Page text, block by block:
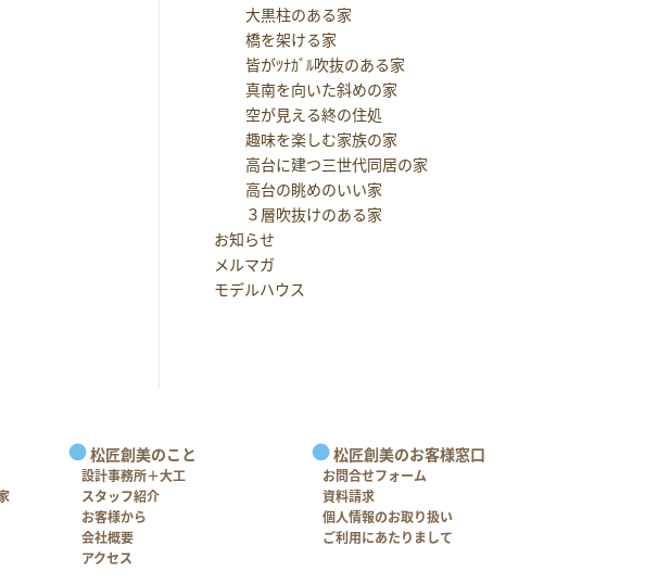
大黒柱のある家
橋を架ける家
皆がﾂﾅｶﾞﾙ吹抜のある家
真南を向いた斜めの家
空が見える終の住処
趣味を楽しむ家族の家
高台に建つ三世代同居の家
高台の眺めのいい家
３層吹抜けのある家
お知らせ
メルマガ
モデルハウス
松匠創美のこと
設計事務所＋大工
スタッフ紹介
お客様から
会社概要
アクセス
松匠創美のお客様窓口
お問合せフォーム
資料請求
個人情報のお取り扱い
ご利用にあたりまして